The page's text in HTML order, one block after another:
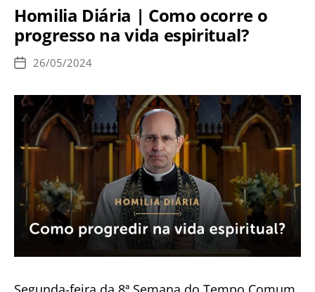
de
purificar
Homilia Diária | Como ocorre o
progresso na vida espiritual?
Data
publicação
26/05/2024